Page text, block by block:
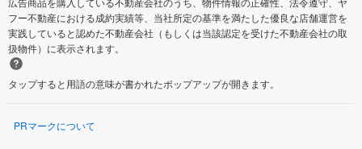
フー不動産における成約実績等、当社所定の基準を満たした優良な店舗運営を
実践していると認めた不動産会社（もしくは当該認定を受けた不動産会社の取
扱物件）に表示されます。
タップすると用語の意味が書かれたポップアップが開きます。
PRマークについて